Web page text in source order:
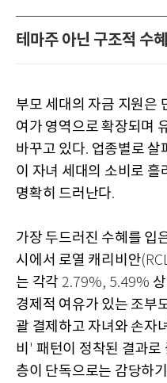
테마주 아닌 구조적 수
부모 세대의 자금 지원은
여가 영역으로 확장되며
바꾸고 있다. 업종별로 살
이 자녀 세대의 소비로
명확히 드러난다.
가장 두드러진 수혜를 입
시에서 로열 캐리비안
는 각각 2.79%, 5.49%
경제적 여유가 있는 조부
괄 결제하고 자녀와 손자
비 ' 패턴이 정착된 결과로
층이 단독으로는 감당하